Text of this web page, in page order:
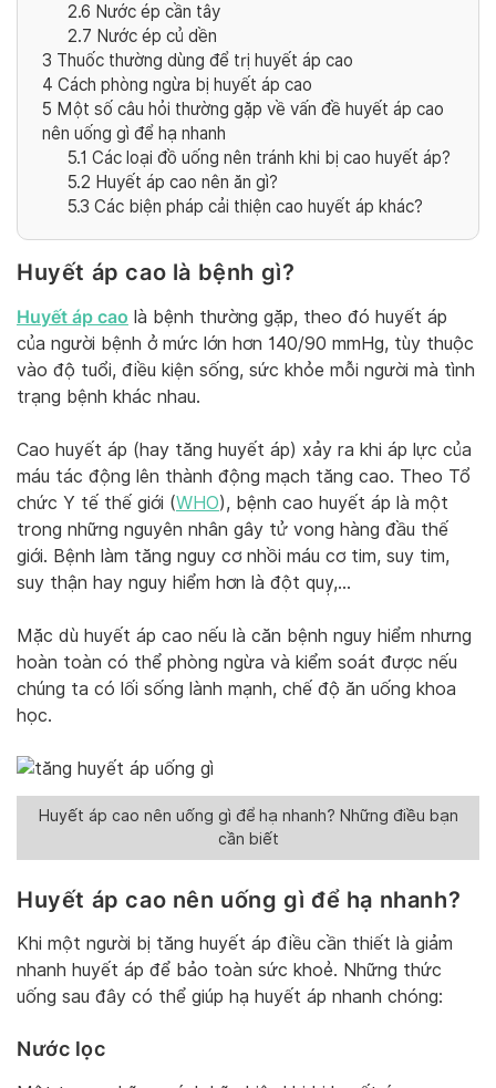
2.6 Nước ép cần tây
2.7 Nước ép củ dền
3 Thuốc thường dùng để trị huyết áp cao
4 Cách phòng ngừa bị huyết áp cao
5 Một số câu hỏi thường gặp về vấn đề huyết áp cao
nên uống gì để hạ nhanh
5.1 Các loại đồ uống nên tránh khi bị cao huyết áp?
5.2 Huyết áp cao nên ăn gì?
5.3 Các biện pháp cải thiện cao huyết áp khác?
Huyết áp cao là bệnh gì?
Huyết áp cao là bệnh thường gặp, theo đó huyết áp
của người bệnh ở mức lớn hơn 140/90 mmHg, tùy thuộc
vào độ tuổi, điều kiện sống, sức khỏe mỗi người mà tình
trạng bệnh khác nhau.
Cao huyết áp (hay tăng huyết áp) xảy ra khi áp lực của
máu tác động lên thành động mạch tăng cao. Theo Tổ
chức Y tế thế giới (WHO), bệnh cao huyết áp là một
trong những nguyên nhân gây tử vong hàng đầu thế
giới. Bệnh làm tăng nguy cơ nhồi máu cơ tim, suy tim,
suy thận hay nguy hiểm hơn là đột quỵ,…
Mặc dù huyết áp cao nếu là căn bệnh nguy hiểm nhưng
hoàn toàn có thể phòng ngừa và kiểm soát được nếu
chúng ta có lối sống lành mạnh, chế độ ăn uống khoa
học.
Huyết áp cao nên uống gì để hạ nhanh? Những điều bạn
cần biết
Huyết áp cao nên uống gì để hạ nhanh?
Khi một người bị tăng huyết áp điều cần thiết là giảm
nhanh huyết áp để bảo toàn sức khoẻ. Những thức
uống sau đây có thể giúp hạ huyết áp nhanh chóng:
Nước lọc